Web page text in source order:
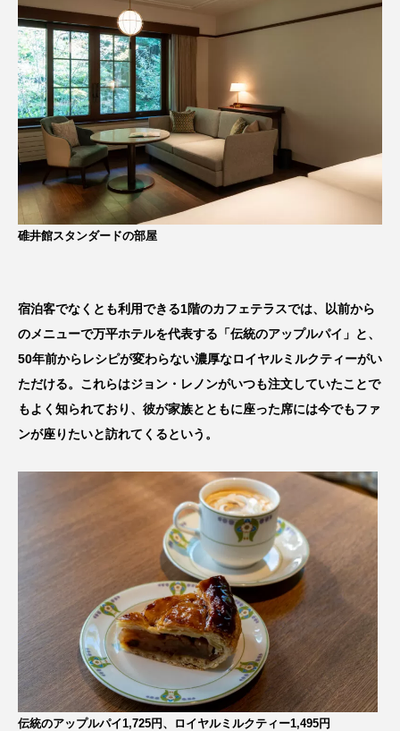
碓井館スタンダードの部屋
宿泊客でなくとも利用できる1階のカフェテラスでは、以前から
のメニューで万平ホテルを代表する「伝統のアップルパイ」と、
50年前からレシピが変わらない濃厚なロイヤルミルクティーがい
ただける。これらはジョン・レノンがいつも注文していたことで
もよく知られており、彼が家族とともに座った席には今でもファ
ンが座りたいと訪れてくるという。
伝統のアップルパイ1,725円、ロイヤルミルクティー1,495円